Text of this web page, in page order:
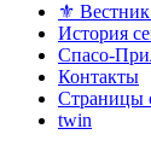
⚜ Вестник
История
Спасо-
Контакты
Страницы
twin